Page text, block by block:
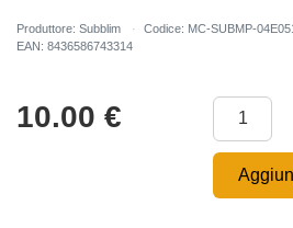
Produttore: Subblim Codice: MC-SUBMP-
EAN: 8436586743314
10.00 €